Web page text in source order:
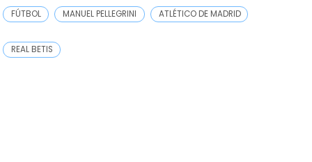
FÚTBOL MANUEL PELLEGRINI ATLÉTICO DE MADRID
REAL BETIS